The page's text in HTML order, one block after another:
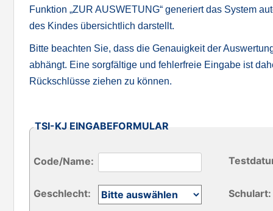
Funktion „ZUR AUSWETUNG“ generiert das System
des Kindes übersichtlich darstellt.
Bitte beachten Sie, dass die Genauigkeit der
abhängt. Eine sorgfältige und fehlerfreie Eingabe ist
Rückschlüsse ziehen zu können.
TSI-KJ EINGABEFORMULAR
Code/Name:
Geschlecht: Schulart: